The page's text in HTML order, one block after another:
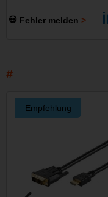
💀 Fehler melden
Empfehlung